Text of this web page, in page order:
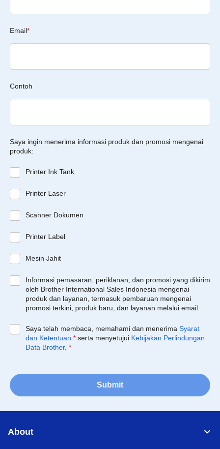
Email*
Contoh
Saya ingin menerima informasi produk dan promosi mengenai
produk:
Printer Ink Tank
Printer Laser
Scanner Dokumen
Printer Label
Mesin Jahit
Informasi pemasaran, periklanan, dan promosi yang dikirim
oleh Brother International Sales Indonesia mengenai
produk dan layanan, termasuk pembaruan mengenai
promosi terkini, produk baru, dan layanan melalui email.
Saya telah membaca, memahami dan menerima Syarat
dan Ketentuan * serta menyetujui Kebijakan Perlindungan
Data Brother. *
Submit
About